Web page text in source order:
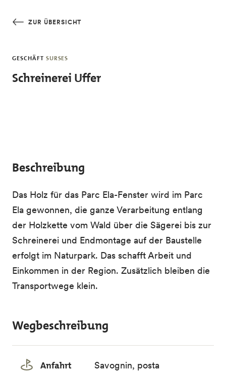
ZUR ÜBERSICHT
GESCHÄFT SURSES
Schreinerei Uffer
Beschreibung
Das Holz für das Parc Ela-Fenster wird im Parc
Ela gewonnen, die ganze Verarbeitung entlang
der Holzkette vom Wald über die Sägerei bis zur
Schreinerei und Endmontage auf der Baustelle
erfolgt im Naturpark. Das schafft Arbeit und
Einkommen in der Region. Zusätzlich bleiben die
Transportwege klein.
Wegbeschreibung
Anfahrt Savognin, posta